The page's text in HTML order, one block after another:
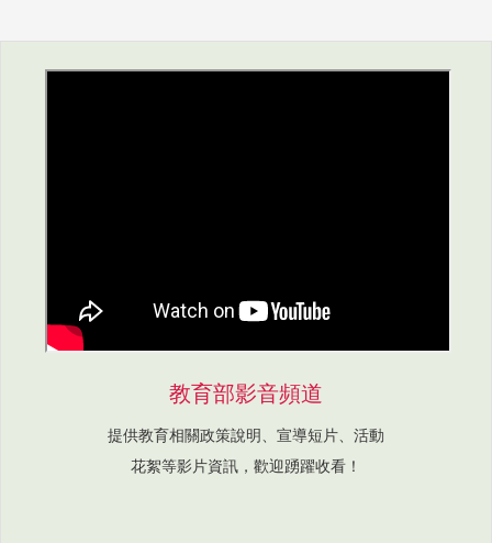
教育部影音頻道
提供教育相關政策說明、宣導短片、活動
花絮等影片資訊，歡迎踴躍收看！